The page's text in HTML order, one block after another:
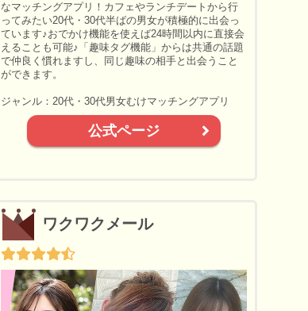
なマッチングアプリ！カフェやランチデートから行
ってみたい20代・30代半ばの男女が積極的に出会っ
ています♪おでかけ機能を使えば24時間以内に直接会
えることも可能♪「趣味タグ機能」からは共通の話題
で仲良く慣れますし、同じ趣味の相手と出会うこと
ができます。
ジャンル：20代・30代男女むけマッチングアプリ
公式ページ
ワクワクメール